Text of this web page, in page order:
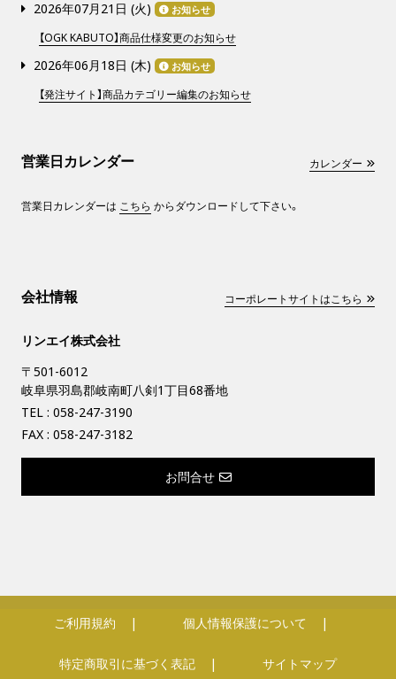
2026年07月21日 (火) お知らせ
【OGK KABUTO】商品仕様変更のお知らせ
2026年06月18日 (木) お知らせ
【発注サイト】商品カテゴリー編集のお知らせ
営業日カレンダー カレンダー
営業日カレンダーは こちら からダウンロードして下さい。
会社情報 コーポレートサイトはこちら
リンエイ株式会社
〒501-6012
岐阜県羽島郡岐南町八剣1丁目68番地
TEL : 058-247-3190
FAX : 058-247-3182
お問合せ
ご利用規約 個人情報保護について
特定商取引に基づく表記 サイトマップ